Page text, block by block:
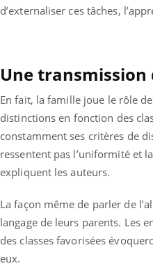
d’externaliser ces tâches,
Une transmission
En fait, la famille joue le rôle
distinctions en fonction des
constamment ses critères de
ressentent pas l’uniformité et
expliquent les auteurs.
La façon même de parler de
langage de leurs parents. Les
des classes favorisées
eux.